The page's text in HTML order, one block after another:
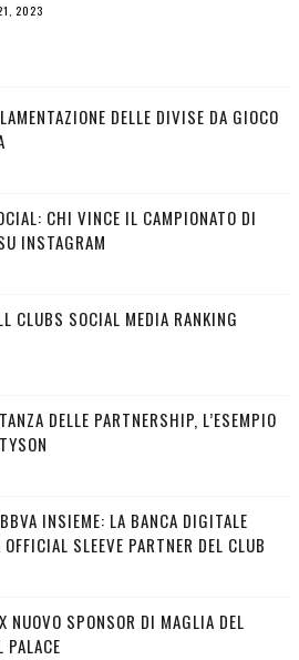
2023
DELLE DIVISE DA GIOCO
CHI VINCE IL CAMPIONATO DI
INSTAGRAM
CLUBS SOCIAL MEDIA RANKING
DELLE PARTNERSHIP, L’ESEMPIO
INSIEME: LA BANCA DIGITALE
SLEEVE PARTNER DEL CLUB
NUOVO SPONSOR DI MAGLIA DEL
PALACE